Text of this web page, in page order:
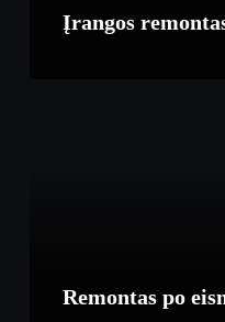
Įrangos
Remontas po